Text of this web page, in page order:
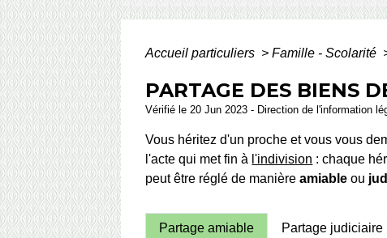
Accueil particuliers > Famille - Scolarité
PARTAGE DES BIENS
Vérifié le 20 Jun 2023 - Direction de l'information
Vous héritez d'un proche et vous vous
l'acte qui met fin à l'indivision : chaque
peut être réglé de manièreamiable ou
Partage amiable Partage judiciaire